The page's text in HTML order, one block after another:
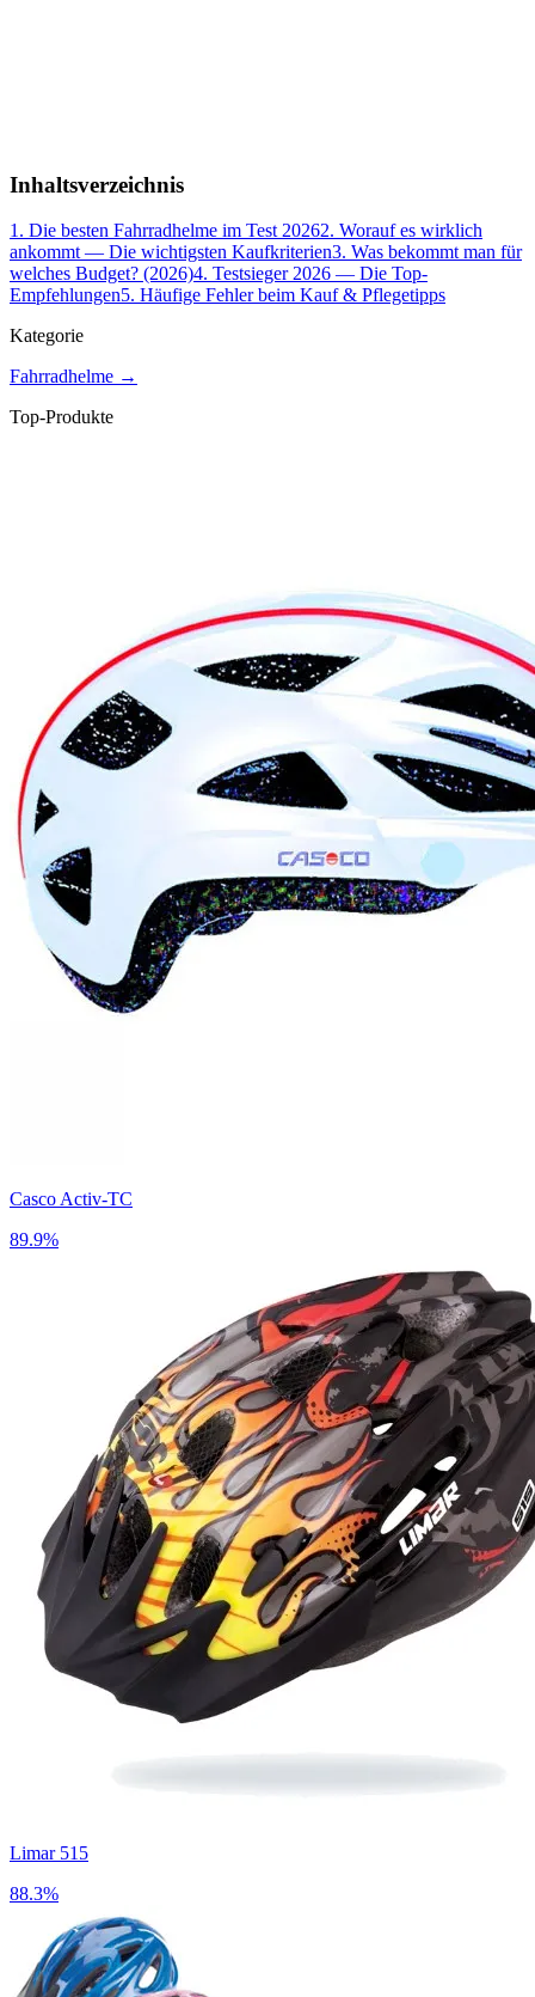
Inhaltsverzeichnis
1 . Die besten Fahrradhelme im Test 20262. Worauf es wirklich
ankommt — Die wichtigsten Kaufkriterien3. Was bekommt man für
welches Budget? (2026)4. Testsieger 2026 — Die Top-
Empfehlungen5. Häufige Fehler beim Kauf & Pflegetipps
Kategorie
Fahrradhelme →
Top-Produkte
Casco Activ-TC
89.9%
Limar 515
88.3%